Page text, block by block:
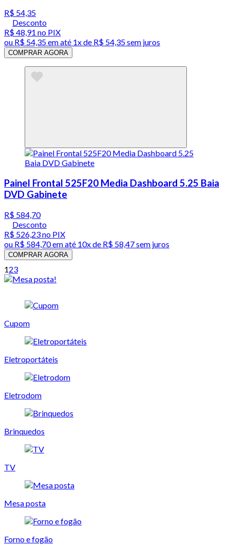
R$ 54,35
Desconto
R$ 48,91 no PIX
ou R$ 54,35em até 1x de R$ 54,35sem juros
COMPRAR AGORA
Painel Frontal 525F20 Media Dashboard 5.25 Baia
DVD Gabinete
R$ 584,70
Desconto
R$ 526,23no PIX
ou R$ 584,70em até 10x de R$ 58,47 sem juros
COMPRAR AGORA
123
Cupom
Eletroportáteis
Eletrodom
Brinquedos
TV
Mesa posta
Forno e fogão